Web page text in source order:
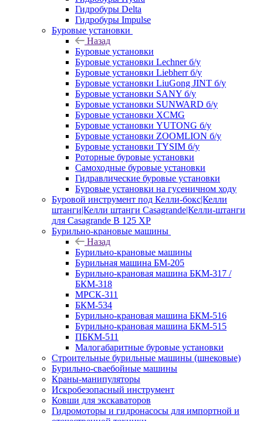
Гидробуры Delta
Гидробуры Impulse
Буровые установки
Назад
Буровые установки
Буровые установки Lechner б/у
Буровые установки Liebherr б/у
Буровые установки LiuGong JINT б/у
Буровые установки SANY б/у
Буровые установки SUNWARD б/у
Буровые установки XCMG
Буровые установки YUTONG б/у
Буровые установки ZOOMLION б/у
Буровые установки TYSIM б/у
Роторные буровые установки
Самоходные буровые установки
Гидравлические буровые установки
Буровые установки на гусеничном ходу
Буровой инструмент под Келли-бокс|Келли
штанги|Келли штанги Casagrande|Келли-штанги
для Casagrande B 125 XP
Бурильно-крановые машины
Назад
Бурильно-крановые машины
Бурильная машина БМ-205
Бурильно-крановая машина БКМ-317 /
БКМ-318
МРСК-311
БКМ-534
Бурильно-крановая машина БКМ-516
Бурильно-крановая машина БКМ-515
ПБКМ-511
Малогабаритные буровые установки
Строительные бурильные машины (шнековые)
Бурильно-сваебойные машины
Краны-манипуляторы
Искробезопасный инструмент
Ковши для экскаваторов
Гидромоторы и гидронасосы для импортной и